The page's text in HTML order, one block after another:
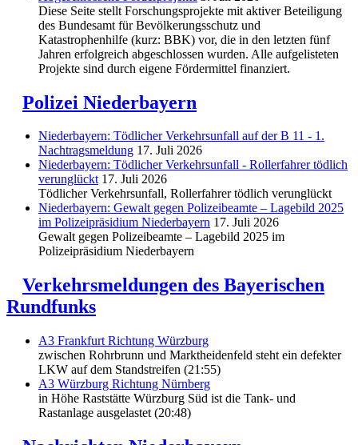
Diese Seite stellt Forschungsprojekte mit aktiver Beteiligung
des Bundesamt für Bevölkerungsschutz und
Katastrophenhilfe (kurz: BBK) vor, die in den letzten fünf
Jahren erfolgreich abgeschlossen wurden. Alle aufgelisteten
Projekte sind durch eigene Fördermittel finanziert.
Polizei Niederbayern
Niederbayern: Tödlicher Verkehrsunfall auf der B 11 - 1.
Nachtragsmeldung 17. Juli 2026
Niederbayern: Tödlicher Verkehrsunfall - Rollerfahrer tödlich
verunglückt 17. Juli 2026
Tödlicher Verkehrsunfall, Rollerfahrer tödlich verunglückt
Niederbayern: Gewalt gegen Polizeibeamte – Lagebild 2025
im Polizeipräsidium Niederbayern 17. Juli 2026
Gewalt gegen Polizeibeamte – Lagebild 2025 im
Polizeipräsidium Niederbayern
Verkehrsmeldungen des Bayerischen
Rundfunks
A3 Frankfurt Richtung Würzburg
zwischen Rohrbrunn und Marktheidenfeld steht ein defekter
LKW auf dem Standstreifen (21:55)
A3 Würzburg Richtung Nürnberg
in Höhe Raststätte Würzburg Süd ist die Tank- und
Rastanlage ausgelastet (20:48)